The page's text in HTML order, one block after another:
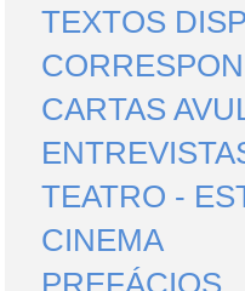
TEXTOS
CARTAS
TEATRO -
CINEMA